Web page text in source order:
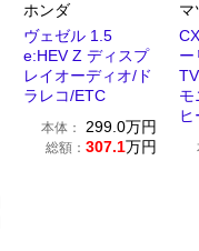
ホンダ
ヴェゼル 1.5
e:HEV Z ディスプ
レイオーディオ/ド
ラレコ/ETC
本体： 299.0万円
総額： 307.1万円
マ
ー
モ